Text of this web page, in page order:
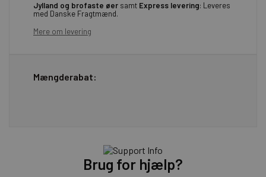
Jylland og brofaste øer samt Express levering: Leveres
med Danske Fragtmænd.
Mere om levering
Mængderabat:
Brug for hjælp?